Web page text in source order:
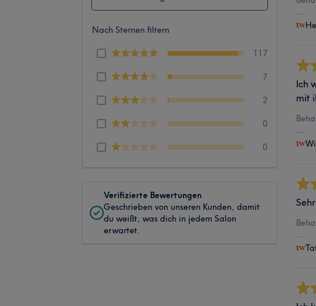
Nach Sternen filtern
117
7
2
0
0
Verifizierte Bewertungen
Geschrieben von unseren Kunden, damit
du weißt, was dich in jedem Salon
erwartet.
Ich
mit